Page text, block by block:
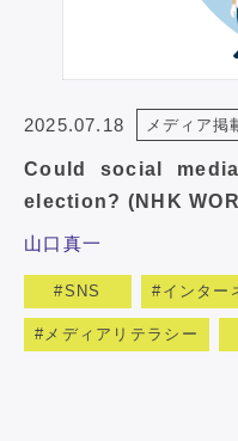
2025.07.18 メディア掲
Could social
election? (NHK
山口真一
SNS インター
メディアリテラシー